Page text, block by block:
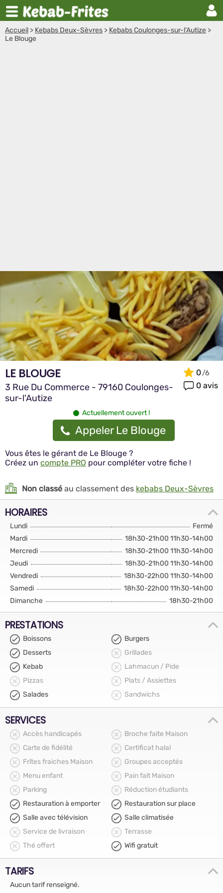
Accueil > Kebabs Deux-Sèvres > Kebabs Coulonges-sur-l'Autize >
Le Blouge
LE BLOUGE
3 Rue Du Commerce - 79160 Coulonges-
sur-l'Autize
0
0 avis
Actuellement ouvert !
Appeler Le Blouge
Vous êtes le gérant de Le Blouge ?
Créez un compte PRO pour compléter votre fiche !
Non classé au classement des kebabs Deux-Sèvres
HORAIRES
Lundi
Fermé
Mardi
18h30-21h00 11h30-14h00
Mercredi
18h30-21h00 11h30-14h00
Jeudi
18h30-21h00 11h30-14h00
Vendredi
18h30-22h00 11h30-14h00
Samedi
18h30-22h00 11h30-14h00
Dimanche
18h30-21h00
PRESTATIONS
Boissons
Burgers
Desserts
Grillades
Kebab
Lahmacun / Pide
Pizzas
Plats / Assiettes
Salades
Sandwichs
SERVICES
Accès handicapés
Broche faite Maison
Carte de fidélité
Certificat halal
Frîtes fraiches Maison
Groupes acceptés
Menu enfant
Pain fait Maison
Parking
Réduction étudiants
Restauration à emporter
Restauration sur place
Salle avec télévision
Salle climatisée
Service de livraison
Terrasse
Thé offert
Wifi gratuit
TARIFS
Aucun tarif renseigné.